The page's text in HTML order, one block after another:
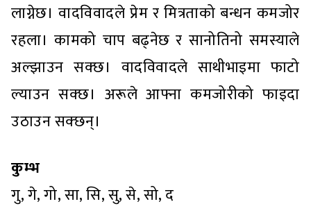
लाग्नेछ। वादविवादले प्रेम र मित्रताको बन्धन कमजोर
रहला। कामको चाप बढ्नेछ र सानोतिनो समस्याले
अल्झाउन सक्छ। वादविवादले साथीभाइमा फाटो
ल्याउन सक्छ। अरूले आफ्ना कमजोरीको फाइदा
उठाउन सक्छन्।
कुम्भ
गु, गे, गो, सा, सि, सु, से, सो, द